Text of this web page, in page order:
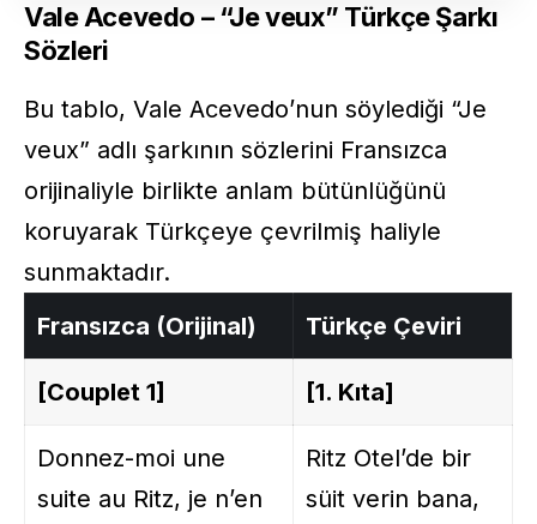
Vale Acevedo – “Je veux” Türkçe Şarkı
Sözleri
Bu tablo, Vale Acevedo’nun söylediği “Je
veux” adlı şarkının sözlerini Fransızca
orijinaliyle birlikte anlam bütünlüğünü
koruyarak Türkçeye çevrilmiş haliyle
sunmaktadır.
Fransızca (Orijinal)
Türkçe Çeviri
[Couplet 1] [1. Kıta]
Donnez-moi une
suite au Ritz, je n’en
Ritz Otel’de bir
süit verin bana,